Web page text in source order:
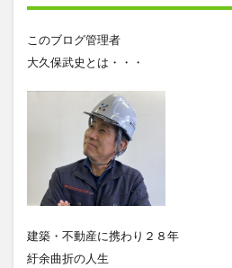
このブログ管理者
大久保武史とは・・・
建築・不動産に携わり２８年
紆余曲折の人生